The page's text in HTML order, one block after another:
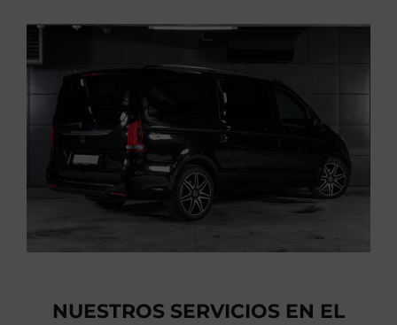
NUESTROS SERVICIOS EN EL